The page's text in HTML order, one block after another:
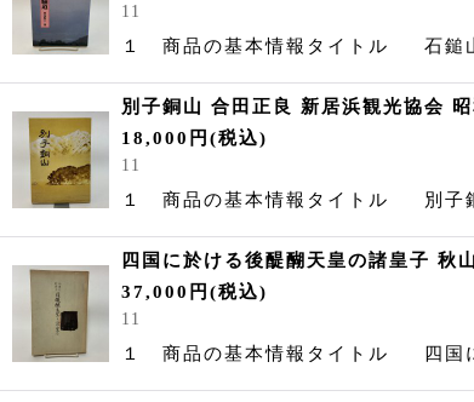
11
１ 商品の基本情報タイトル
別子銅山 合田正良 新居浜観光協会
18,000 円 (税込)
11
１ 商品の基本情報タイトル
四国に於ける後醍醐天皇の諸皇子 秋
37,000 円 (税込)
11
１ 商品の基本情報タイトル 四